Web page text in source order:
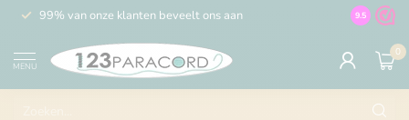
99% van onze klanten beveelt ons aan 100% de
9.5
MENU
0